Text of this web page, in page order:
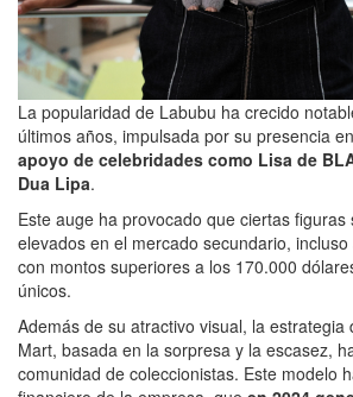
La popularidad de Labubu ha crecido
últimos años, impulsada por su presencia
apoyo de celebridades como Lisa de
Dua Lipa.
Este auge ha provocado que ciertas
elevados en el mercado secundario,
con montos superiores a los 170.000
únicos.
Además de su atractivo visual, la estrategia
Mart, basada en la sorpresa y la escasez,
comunidad de coleccionistas. Este modelo